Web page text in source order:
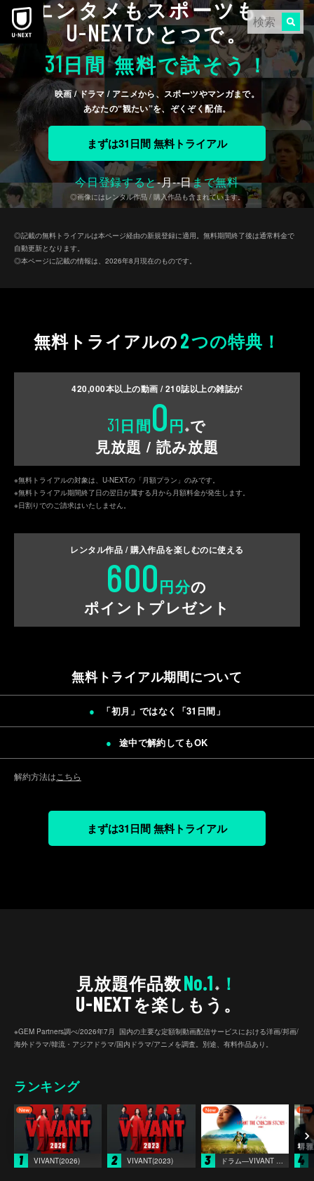
本文へスキップエンタメもスポーツも、
U-NEXTひとつで。
31日間 無料で試そう！
映画 / ドラマ / アニメから、スポーツやマンガまで。
あなたの“観たい”を、ぞくぞく配信。
まずは31日間 無料トライアル
今日登録すると-月--日まで無料
◎画像にはレンタル作品 / 購入作品も含まれています。
◎記載の無料トライアルは本ページ経由の新規登録に適用。無料期間終了後は通常料金で
自動更新となります。
◎本ページに記載の情報は、2026年8月現在のものです。
無料トライアルの2つの特典！
420,000本以上の動画 /210誌以上の雑誌が
31日間0円 ※で
見放題 / 読み放題
※無料トライアルの対象は、U-NEXTの「月額プラン」のみです。
※無料トライアル期間終了日の翌日が属する月から月額料金が発生します。
※日割りでのご請求はいたしません。
レンタル作品 / 購入作品を楽しむのに使える
600円分の
ポイントプレゼント
無料トライアル期間について
「初月」ではなく「31日間 」
途中で解約してもOK
解約方法は こちら
まずは31日間 無料トライアル
見放題作品数No.1 ※
！
U-NEXTを楽しもう。
※GEM Partners調べ/2026年7⽉ 国内の主要な定額制動画配信サービスにおける洋画/邦画/
海外ドラマ/韓流・アジアドラマ/国内ドラマ/アニメを調査。別途、有料作品あり。
ランキング
1 VIVANT(2026) 2 VIVANT(2023) 3 ドラム―VIVANT THE ORIGIN STORY― 4